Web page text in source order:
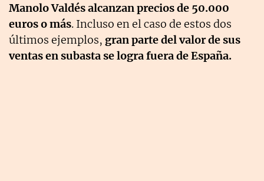
Manolo Valdés alcanzan precios de 50.000
euros o más. Incluso en el caso de estos dos
últimos ejemplos, gran parte del valor de sus
ventas en subasta se logra fuera de España.